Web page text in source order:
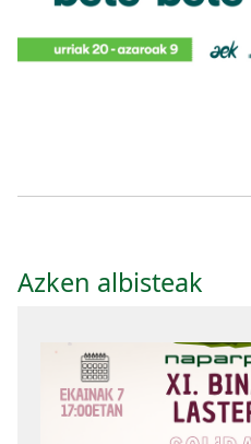
Azken albisteak